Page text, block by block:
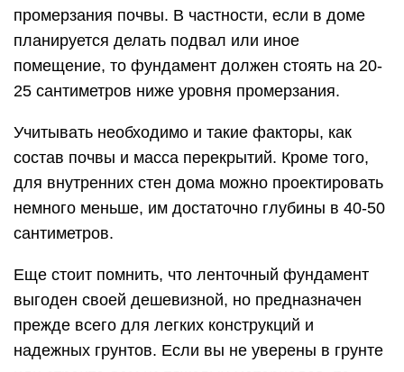
промерзания почвы. В частности, если в доме
планируется делать подвал или иное
помещение, то фундамент должен стоять на 20-
25 сантиметров ниже уровня промерзания.
Учитывать необходимо и такие факторы, как
состав почвы и масса перекрытий. Кроме того,
для внутренних стен дома можно проектировать
немного меньше, им достаточно глубины в 40-50
сантиметров.
Еще стоит помнить, что ленточный фундамент
выгоден своей дешевизной, но предназначен
прежде всего для легких конструкций и
надежных грунтов. Если вы не уверены в грунте